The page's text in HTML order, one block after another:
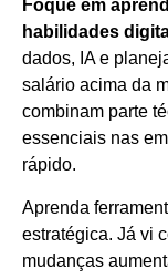
Foque em
habilidades
dados, IA e
salário acima da
combinam parte
essenciais nas
rápido.
Aprenda
estratégica. Já vi
mudanças